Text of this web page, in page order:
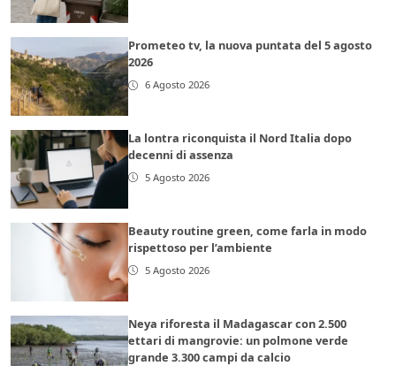
Prometeo tv, la nuova puntata del 5 agosto
2026
6 Agosto 2026
La lontra riconquista il Nord Italia dopo
decenni di assenza
5 Agosto 2026
Beauty routine green, come farla in modo
rispettoso per l’ambiente
5 Agosto 2026
Neya riforesta il Madagascar con 2.500
ettari di mangrovie: un polmone verde
grande 3.300 campi da calcio